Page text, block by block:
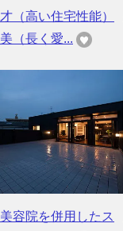
才（高い住宅性能）
美（長く愛...
美容院を併用したス